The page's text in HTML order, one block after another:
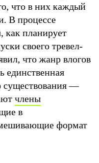
что в них каждый
В процессе
как планирует
своего тревел-
что жанр влогов
единственная
существования —
члены
в
формат